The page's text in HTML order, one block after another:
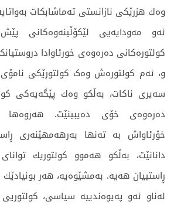
وەك هزرێکی نازانستی تەماشابکات
ئەو مەودایەیی لێکۆڵینەوەکانی
کولتورەكانی دەرەوەی خورئاوادا
و، ئەم کولتورەش وەک کولتورێکی
سەیری ناکات، بەڵكو وەك پێگەیەكی
دەرەوەی خۆی دەیبینێت. هەروەها
خۆرئاواش بە تەنها بەرهەمهێنەری
دانانێت، بەڵکو هەموو کولتوریك
ڕاستییان هەیە. بەمشێوەیە، هەر
لەناو ئەو پەیوەندییە سیاسی،